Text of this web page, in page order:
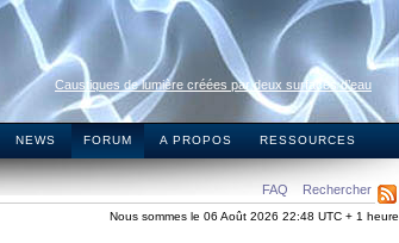
Caustiques de lumière créées par deux surfaces d’eau
NEWS FORUM A PROPOS RESSOURCES
FAQ Rechercher
Nous sommes le 06 Août 2026 22:48 UTC + 1 heure